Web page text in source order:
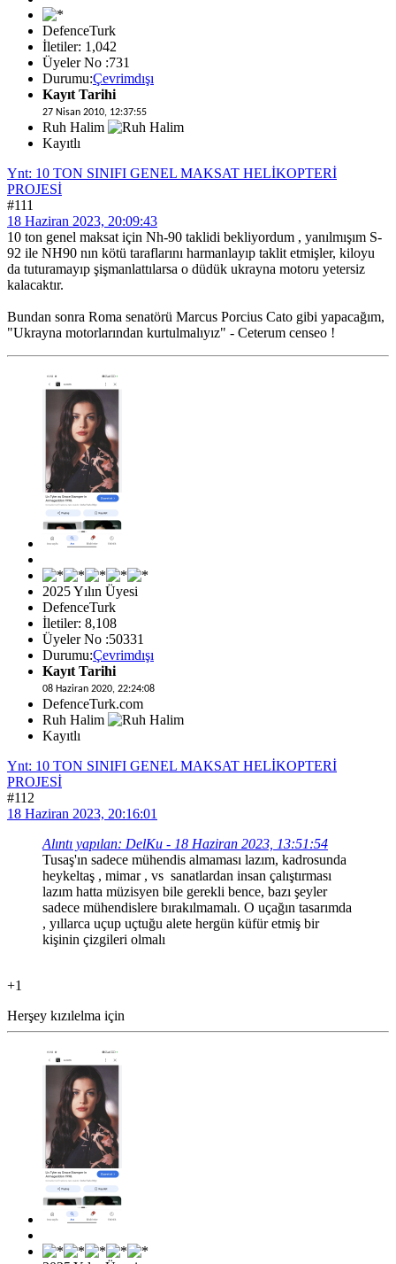
DefenceTurk
İletiler: 1,042
Üyeler No :731
Durumu:Çevrimdışı
Kayıt Tarihi
27 Nisan 2010, 12:37:55
Ruh Halim
Kayıtlı
Ynt: 10 TON SINIFI GENEL MAKSAT HELİKOPTERİ
PROJESİ
#111
18 Haziran 2023, 20:09:43
10 ton genel maksat için Nh-90 taklidi bekliyordum , yanılmışım S-
92 ile NH90 nın kötü taraflarını harmanlayıp taklit etmişler, kiloyu
da tuturamayıp şişmanlattılarsa o düdük ukrayna motoru yetersiz
kalacaktır.
Bundan sonra Roma senatörü Marcus Porcius Cato gibi yapacağım,
"Ukrayna motorlarından kurtulmalıyız" - Ceterum censeo !
2025 Yılın Üyesi
DefenceTurk
İletiler: 8,108
Üyeler No :50331
Durumu:Çevrimdışı
Kayıt Tarihi
08 Haziran 2020, 22:24:08
DefenceTurk.com
Ruh Halim
Kayıtlı
Ynt: 10 TON SINIFI GENEL MAKSAT HELİKOPTERİ
PROJESİ
#112
18 Haziran 2023, 20:16:01
Alıntı yapılan: DelKu - 18 Haziran 2023, 13:51:54
Tusaş'ın sadece mühendis almaması lazım, kadrosunda
heykeltaş , mimar , vs sanatlardan insan çalıştırması
lazım hatta müzisyen bile gerekli bence, bazı şeyler
sadece mühendislere bırakılmamalı. O uçağın tasarımda
, yıllarca uçup uçtuğu alete hergün küfür etmiş bir
kişinin çizgileri olmalı
+1
Herşey kızılelma için